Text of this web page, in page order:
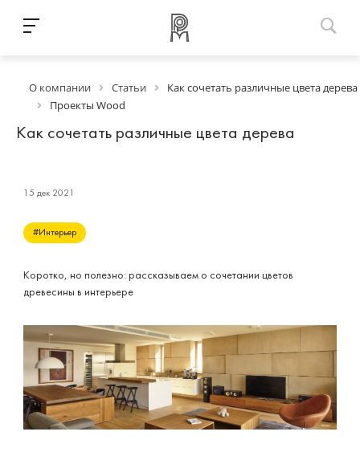
О компании Статьи
Как сочетать различные цвета дерева
Проекты Wood
Как сочетать различные цвета дерева
15 дек 2021
#Интерьер
Коротко, но полезно: рассказываем о сочетании цветов
древесины в интерьере